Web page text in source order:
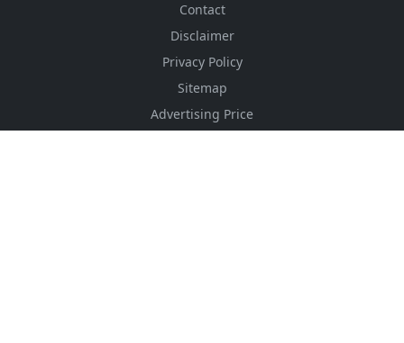
Contact
Disclaimer
Privacy Policy
Sitemap
Advertising Price